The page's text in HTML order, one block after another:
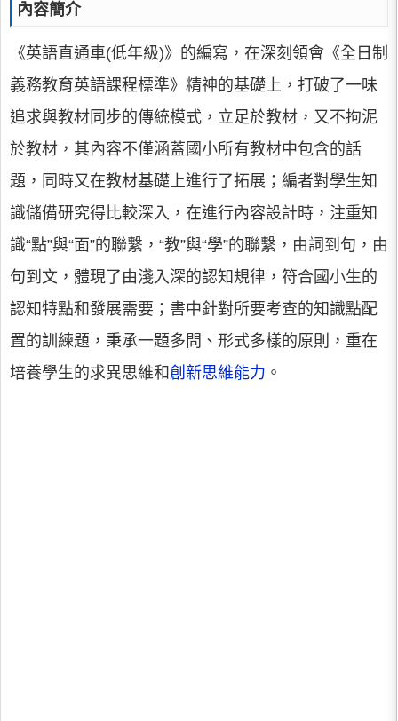
內容簡介
《英語直通車(低年級)》的編寫，在深刻領會《全日制
義務教育英語課程標準》精神的基礎上，打破了一味
追求與教材同步的傳統模式，立足於教材，又不拘泥
於教材，其內容不僅涵蓋國小所有教材中包含的話
題，同時又在教材基礎上進行了拓展；編者對學生知
識儲備研究得比較深入，在進行內容設計時，注重知
識“點”與“面”的聯繫，“教”與“學”的聯繫，由詞到句，由
句到文，體現了由淺入深的認知規律，符合國小生的
認知特點和發展需要；書中針對所要考查的知識點配
置的訓練題，秉承一題多問、形式多樣的原則，重在
培養學生的求異思維和創新思維能力 。